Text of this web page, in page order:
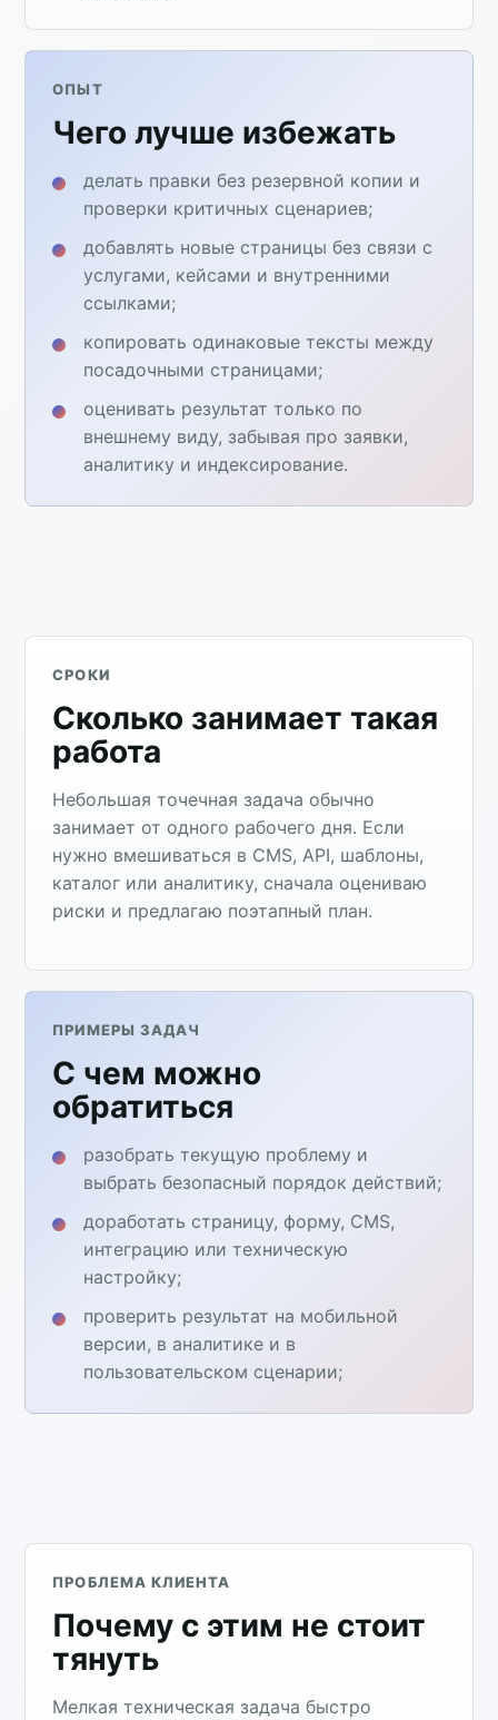
ОПЫТ
Чего лучше избежать
делать правки без резервной копии и
проверки критичных сценариев;
добавлять новые страницы без связи с
услугами, кейсами и внутренними
ссылками;
копировать одинаковые тексты между
посадочными страницами;
оценивать результат только по
внешнему виду, забывая про заявки,
аналитику и индексирование.
СРОКИ
Сколько занимает такая
работа
Небольшая точечная задача обычно
занимает от одного рабочего дня. Если
нужно вмешиваться в CMS, API, шаблоны,
каталог или аналитику, сначала оцениваю
риски и предлагаю поэтапный план.
ПРИМЕРЫ ЗАДАЧ
С чем можно
обратиться
разобрать текущую проблему и
выбрать безопасный порядок действий;
доработать страницу, форму, CMS,
интеграцию или техническую
настройку;
проверить результат на мобильной
версии, в аналитике и в
пользовательском сценарии;
ПРОБЛЕМА КЛИЕНТА
Почему с этим не стоит
тянуть
Мелкая техническая задача быстро